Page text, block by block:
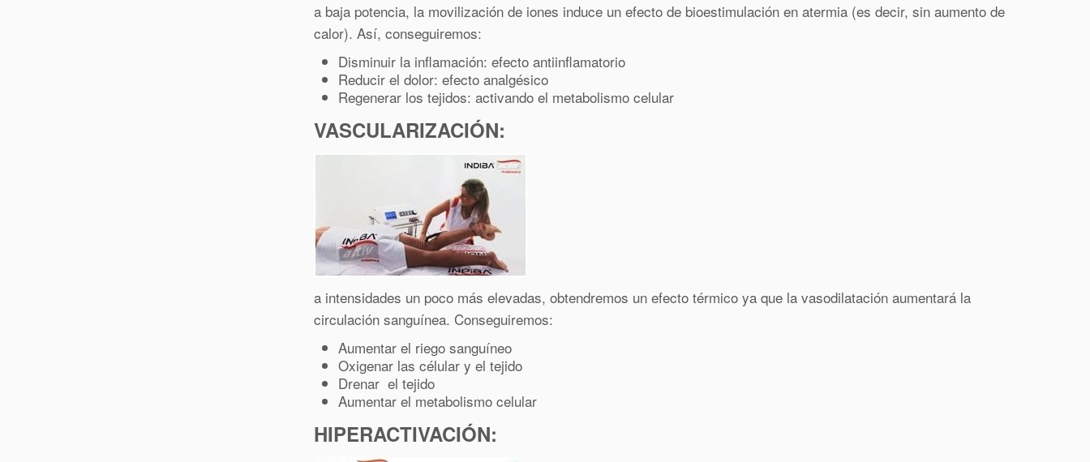
a baja potencia, la movilización de iones induce un efecto de bioestimulación en atermia (es decir, sin aumento de
calor). Así, conseguiremos:
Disminuir la inflamación: efecto antiinflamatorio
Reducir el dolor: efecto analgésico
Regenerar los tejidos: activando el metabolismo celular
VASCULARIZACIÓN:
a intensidades un poco más elevadas, obtendremos un efecto térmico ya que la vasodilatación aumentará la
circulación sanguínea. Conseguiremos:
Aumentar el riego sanguíneo
Oxigenar las célular y el tejido
Drenar el tejido
Aumentar el metabolismo celular
HIPERACTIVACIÓN: